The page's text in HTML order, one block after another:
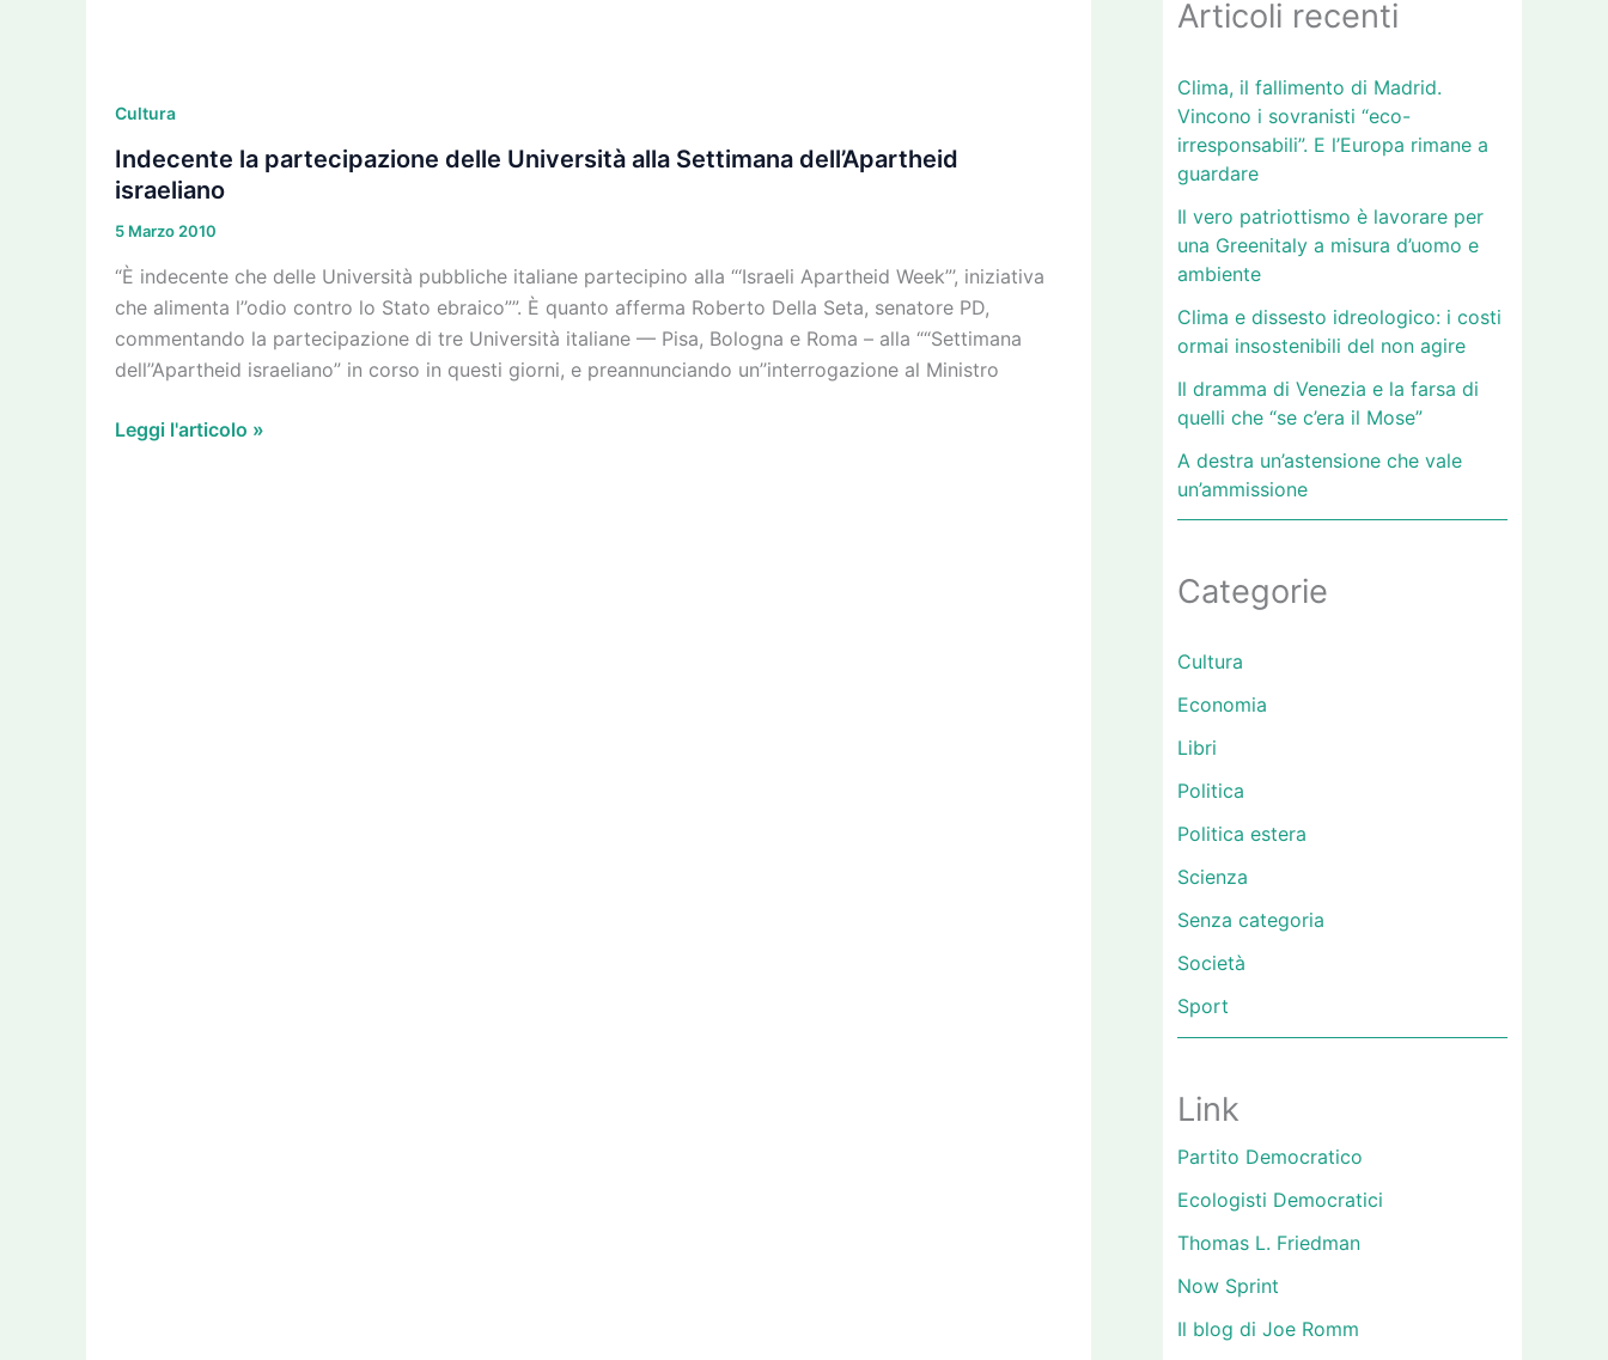
Cultura
Indecente la partecipazione delle Università alla Settimana dell’Apartheid
israeliano
5 Marzo 2010
“È indecente che delle Università pubbliche italiane partecipino alla “‘Israeli Apartheid Week”’, iniziativa
che alimenta l’’odio contro lo Stato ebraico””. È quanto afferma Roberto Della Seta, senatore PD,
commentando la partecipazione di tre Università italiane –– Pisa, Bologna e Roma – alla ““Settimana
dell’’Apartheid israeliano” in corso in questi giorni, e preannunciando un’’interrogazione al Ministro
la
partecipazione
delle
Università
alla
Settimana
dell’Apartheid
israeliano
Leggi l'articolo »
Articoli recenti
Clima, il fallimento di Madrid.
Vincono i sovranisti “eco-
irresponsabili”. E l’Europa rimane a
guardare
Il vero patriottismo è lavorare per
una Greenitaly a misura d’uomo e
ambiente
Clima e dissesto idreologico: i costi
ormai insostenibili del non agire
Il dramma di Venezia e la farsa di
quelli che “se c’era il Mose”
A destra un’astensione che vale
un’ammissione
Categorie
Cultura
Economia
Libri
Politica
Politica estera
Scienza
Senza categoria
Società
Sport
Link
Partito Democratico
Ecologisti Democratici
Thomas L. Friedman
Now Sprint
Il blog di Joe Romm